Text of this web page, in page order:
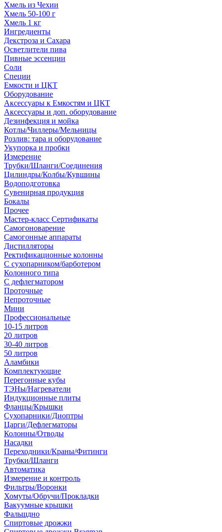
Хмель из Чехии
Хмель 50-100 г
Хмель 1 кг
Ингредиенты
Декстроза и Сахара
Осветлители пива
Пивные эссенции
Соли
Специи
Емкости и ЦКТ
Оборудование
Аксессуары к Емкостям и ЦКТ
Аксессуары и доп. оборудование
Дезинфекция и мойка
Котлы/Чиллеры/Мельницы
Розлив: тара и оборудование
Укупорка и пробки
Измерение
Трубки/Шланги/Соединения
Цилиндры/Колбы/Кувшины
Водоподготовка
Сувенирная продукция
Бокалы
Прочее
Мастер-класс Сертификаты
Самогоноварение
Самогонные аппараты
Дистилляторы
Ректификационные колонны
С сухопарником/барботером
Колонного типа
С дефлегматором
Проточные
Непроточные
Мини
Профессиональные
10-15 литров
20 литров
30-40 литров
50 литров
Аламбики
Комплектующие
Перегонные кубы
ТЭНы/Нагреватели
Индукционные плиты
Фланцы/Крышки
Сухопарники/Диоптры
Царги/Дефлегматоры
Колонны/Отводы
Насадки
Переходники/Краны/Фитинги
Трубки/Шланги
Автоматика
Измерение и контроль
Фильтры/Воронки
Хомуты/Обручи/Прокладки
Вакуумные крышки
Фальшдно
Спиртовые дрожжи